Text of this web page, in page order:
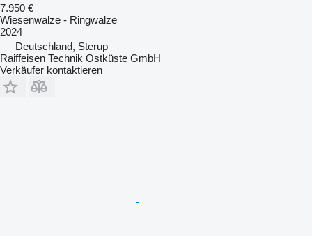
7.950 €
Wiesenwalze - Ringwalze
2024
Deutschland, Sterup
Raiffeisen Technik Ostküste GmbH
Verkäufer kontaktieren